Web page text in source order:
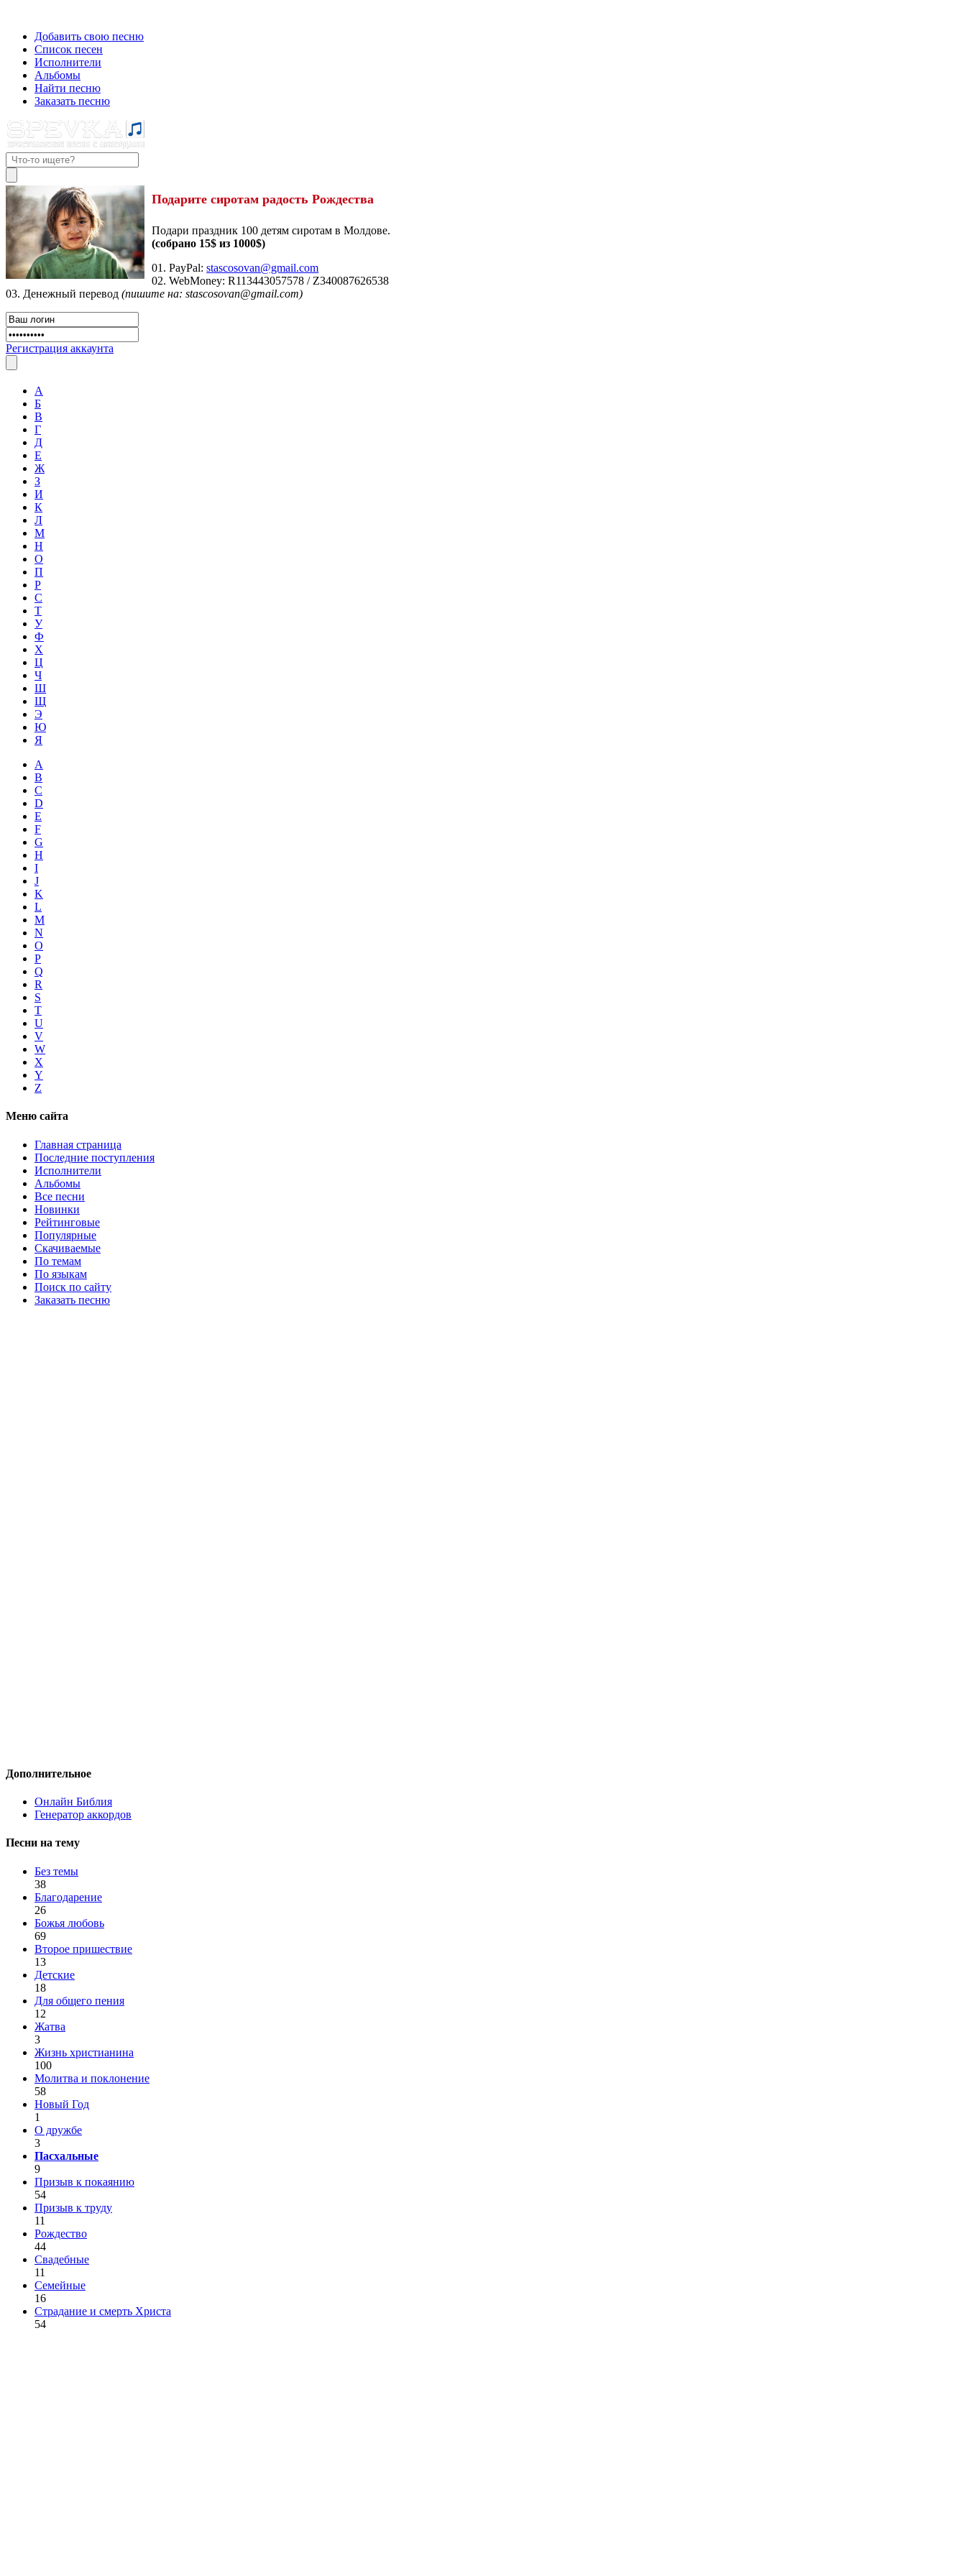
Добавить свою песню
Список песен
Исполнители
Альбомы
Найти песню
Заказать песню
Подарите сиротам радость Рождества
Подари праздник 100 детям сиротам в Молдове.
(собрано 15$ из 1000$)
01. PayPal:stascosovan@gmail.com
02. WebMoney:R113443057578 / Z340087626538
03. Денежный перевод (пишите на: stascosovan@gmail.com)
Регистрация аккаунта
А
Б
В
Г
Д
Е
Ж
З
И
К
Л
М
Н
О
П
Р
С
Т
У
Ф
Х
Ц
Ч
Ш
Щ
Э
Ю
Я
A
B
C
D
E
F
G
H
I
J
K
L
M
N
O
P
Q
R
S
T
U
V
W
X
Y
Z
Меню сайта
Главная страница
Последние поступления
Исполнители
Альбомы
Все песни
Новинки
Рейтинговые
Популярные
Скачиваемые
По темам
По языкам
Поиск по сайту
Заказать песню
Дополнительное
Онлайн Библия
Генератор аккордов
Песни на тему
Без темы
38
Благодарение
26
Божья любовь
69
Второе пришествие
13
Детские
18
Для общего пения
12
Жатва
3
Жизнь христианина
100
Молитва и поклонение
58
Новый Год
1
О дружбе
3
Пасхальные
9
Призыв к покаянию
54
Призыв к труду
11
Рождество
44
Свадебные
11
Семейные
16
Страдание и смерть Христа
54